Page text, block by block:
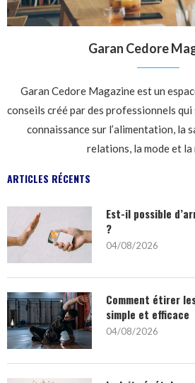
Garan Cedore
Garan Cedore Magazine est un
conseils créé par des professionnels
connaissance sur l’alimentation, la
relations, la mode et la
ARTICLES RÉCENTS
Est-il possible
?
04/08/2026
Comment étirer
simple et efficace
04/08/2026